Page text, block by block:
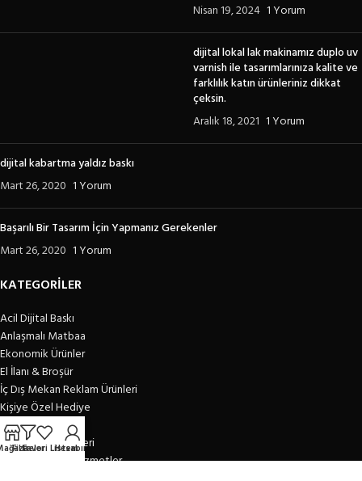
Nisan 19, 2024 1 Yorum
dijital lokal lak makinamız duplo uv
varnish ile tasarımlarınıza kalite ve
farklılık katın ürünleriniz dikkat
çeksin.
Aralık 18, 2021 1 Yorum
dijital kabartma yaldız baskı
Mart 26, 2020 1 Yorum
Başarılı Bir Tasarım İçin Yapmanız Gerekenler
Mart 26, 2020 1 Yorum
KATEGORİLER
Acil Dijital Baskı
Anlaşmalı Matbaa
Ekonomik Ürünler
El İlanı & Broşür
İç Dış Mekan Reklam Ürünleri
Kişiye Özel Hediye
Kurumsal Ürünler
Promosyon Ürünleri
Tasarım Medya Hizmetler
Filtreler
Favori Listem
Hesabım